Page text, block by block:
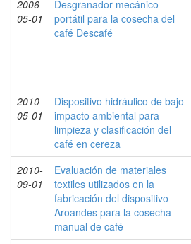
2006-
05-01
Desgranador mecánico
portátil para la cosecha del
café Descafé
2010-
05-01
Dispositivo hidráulico de bajo
impacto ambiental para
limpieza y clasificación del
café en cereza
2010-
09-01
Evaluación de materiales
textiles utilizados en la
fabricación del dispositivo
Aroandes para la cosecha
manual de café